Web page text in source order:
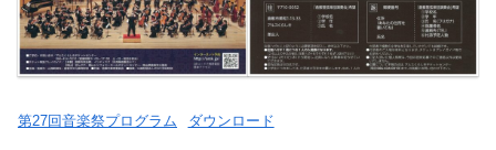
第27回音楽祭プログラム ダウンロード